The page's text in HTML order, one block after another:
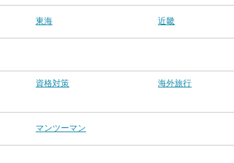
東海 近畿
資格対策
海外旅行
マンツーマン